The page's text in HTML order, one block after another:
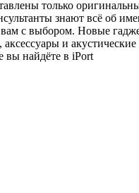
только
знают всё об
вам с выбором. Новые
и
вы найдёте в iPort